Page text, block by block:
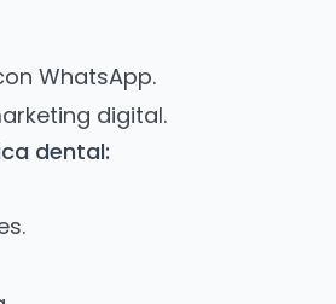
WhatsApp.
digital.
dental: